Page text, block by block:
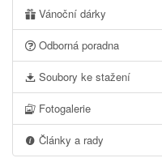
Vánoční dárky
Odborná poradna
Soubory ke stažení
Fotogalerie
Články a rady